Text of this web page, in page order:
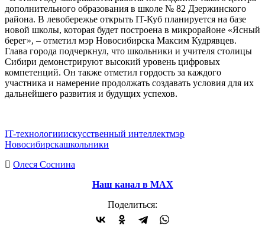
дополнительного образования в школе № 82 Дзержинского
района. В левобережье открыть IT-Куб планируется на базе
новой школы, которая будет построена в микрорайоне «Ясный
берег», – отметил мэр Новосибирска Максим Кудрявцев.
Глава города подчеркнул, что школьники и учителя столицы
Сибири демонстрируют высокий уровень цифровых
компетенций. Он также отметил гордость за каждого
участника и намерение продолжать создавать условия для их
дальнейшего развития и будущих успехов.
IT-технологииискусственный интеллектмэр
Новосибирскашкольники
Олеся Соснина
Наш канал в МАХ
Поделиться: